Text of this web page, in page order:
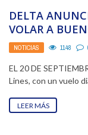
DELTA
VOLAR A
NOTICIAS 1148
EL 20 DE
Lines, con un vuelo
LEER MÁS